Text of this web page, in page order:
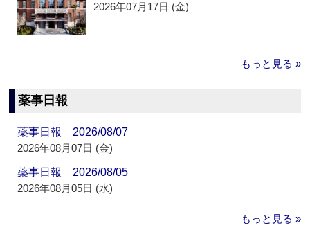
2026年07月17日 (金)
もっと見る »
薬事日報
薬事日報 2026/08/07
2026年08月07日 (金)
薬事日報 2026/08/05
2026年08月05日 (水)
もっと見る »